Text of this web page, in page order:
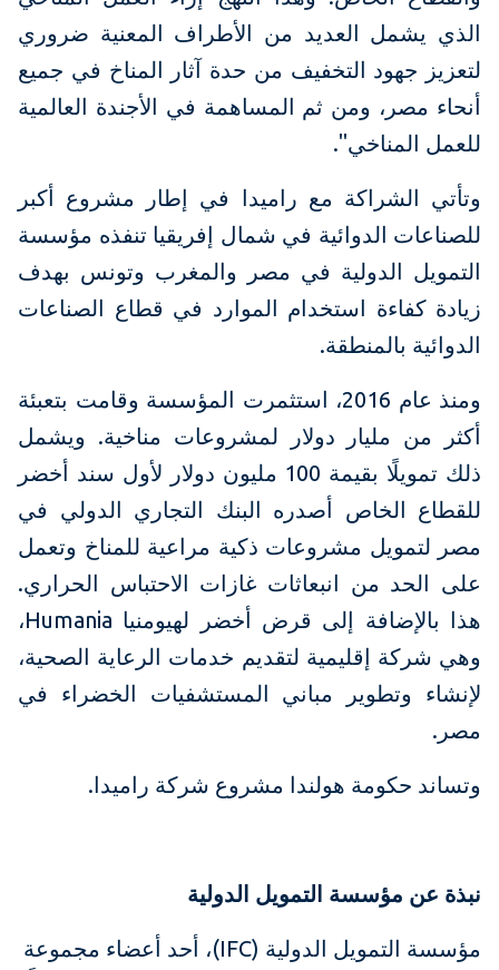
الذي يشمل العديد من الأطراف المعنية ضروري
لتعزيز جهود التخفيف من حدة آثار المناخ في جميع
أنحاء مصر، ومن ثم المساهمة في الأجندة العالمية
للعمل المناخي".
وتأتي الشراكة مع راميدا في إطار مشروع أكبر
للصناعات الدوائية في شمال إفريقيا تنفذه مؤسسة
التمويل الدولية في مصر والمغرب وتونس بهدف
زيادة كفاءة استخدام الموارد في قطاع الصناعات
الدوائية بالمنطقة.
ومنذ عام 2016، استثمرت المؤسسة وقامت بتعبئة
أكثر من مليار دولار لمشروعات مناخية. ويشمل
ذلك تمويلًا بقيمة 100 مليون دولار لأول سند أخضر
للقطاع الخاص أصدره البنك التجاري الدولي في
مصر لتمويل مشروعات ذكية مراعية للمناخ وتعمل
على الحد من انبعاثات غازات الاحتباس الحراري.
هذا بالإضافة إلى قرض أخضر لهيومنيا Humania،
وهي شركة إقليمية لتقديم خدمات الرعاية الصحية،
لإنشاء وتطوير مباني المستشفيات الخضراء في
مصر.
وتساند حكومة هولندا مشروع شركة راميدا.
نبذة عن مؤسسة التمويل الدولية
مؤسسة التمويل الدولية (IFC)، أحد أعضاء مجموعة